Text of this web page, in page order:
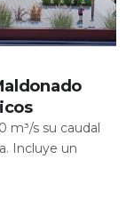
m³/s su caudal
Incluye un